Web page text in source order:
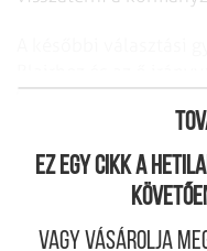
Ez egy cikk a
Vagy vásárolja